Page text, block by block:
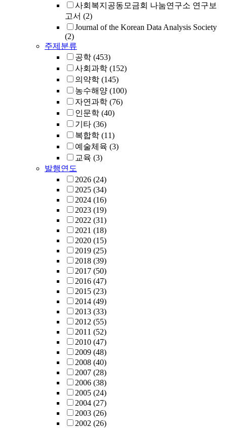
사회복지공동모금회 나눔연구소 연구보
고서 (2)
Journal of the Korean Data Analysis Society
(2)
주제분류
공학 (453)
사회과학 (152)
의약학 (145)
농수해양 (100)
자연과학 (76)
인문학 (40)
기타 (36)
복합학 (11)
예술체육 (3)
교육 (3)
발행연도
2026 (24)
2025 (34)
2024 (16)
2023 (19)
2022 (31)
2021 (18)
2020 (15)
2019 (25)
2018 (39)
2017 (50)
2016 (47)
2015 (23)
2014 (49)
2013 (33)
2012 (55)
2011 (52)
2010 (47)
2009 (48)
2008 (40)
2007 (28)
2006 (38)
2005 (24)
2004 (27)
2003 (26)
2002 (26)